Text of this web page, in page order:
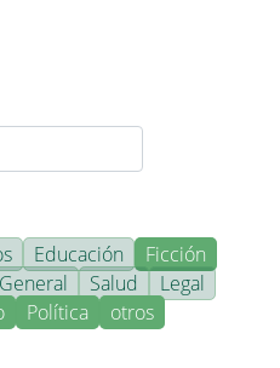
Educación
Ficción
General Salud
Legal
Política otros